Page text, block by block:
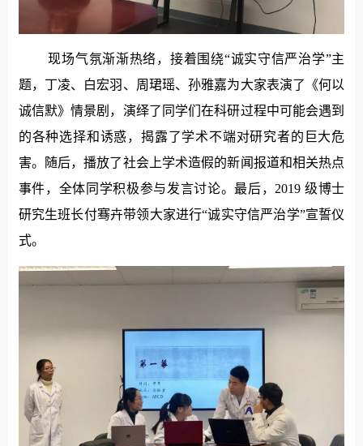
现场气氛渐渐热络，接着围绕“诚实守信严治学”主
题，丁凌、白宏羽、周珺瑶、孙雅嘉为大家表演了《何以
诚信默》情景剧，演绎了同学们在科研过程中可能会遇到
的各种选择和诱惑，揭露了学术不端对研究者的巨大危
害。随后，播放了社会上学术造假的新闻报道和相关热点
事件，全体同学积极参与发言讨论。最后，2019 级博士
研究生班长付骞卉带领大家进行“诚实守信严治学”宣誓仪
式。